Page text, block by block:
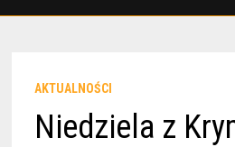
AKTUALNOŚCI
Niedziela z